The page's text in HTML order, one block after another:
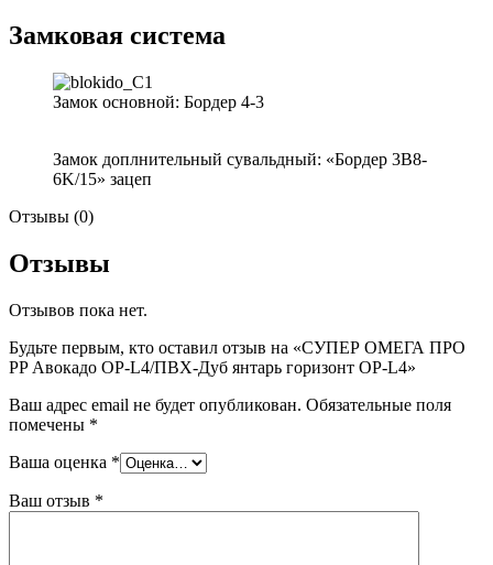
Замковая система
Замок основной: Бордер 4-3
Замок доплнительный сувальдный: «Бордер 3B8-
6K/15» зацеп
Отзывы (0)
Отзывы
Отзывов пока нет.
Будьте первым, кто оставил отзыв на «СУПЕР ОМЕГА ПРО
PP Авокадо OP-L4/ПВХ-Дуб янтарь горизонт OP-L4»
Ваш адрес email не будет опубликован. Обязательные поля
помечены *
Ваша оценка *
Ваш отзыв *